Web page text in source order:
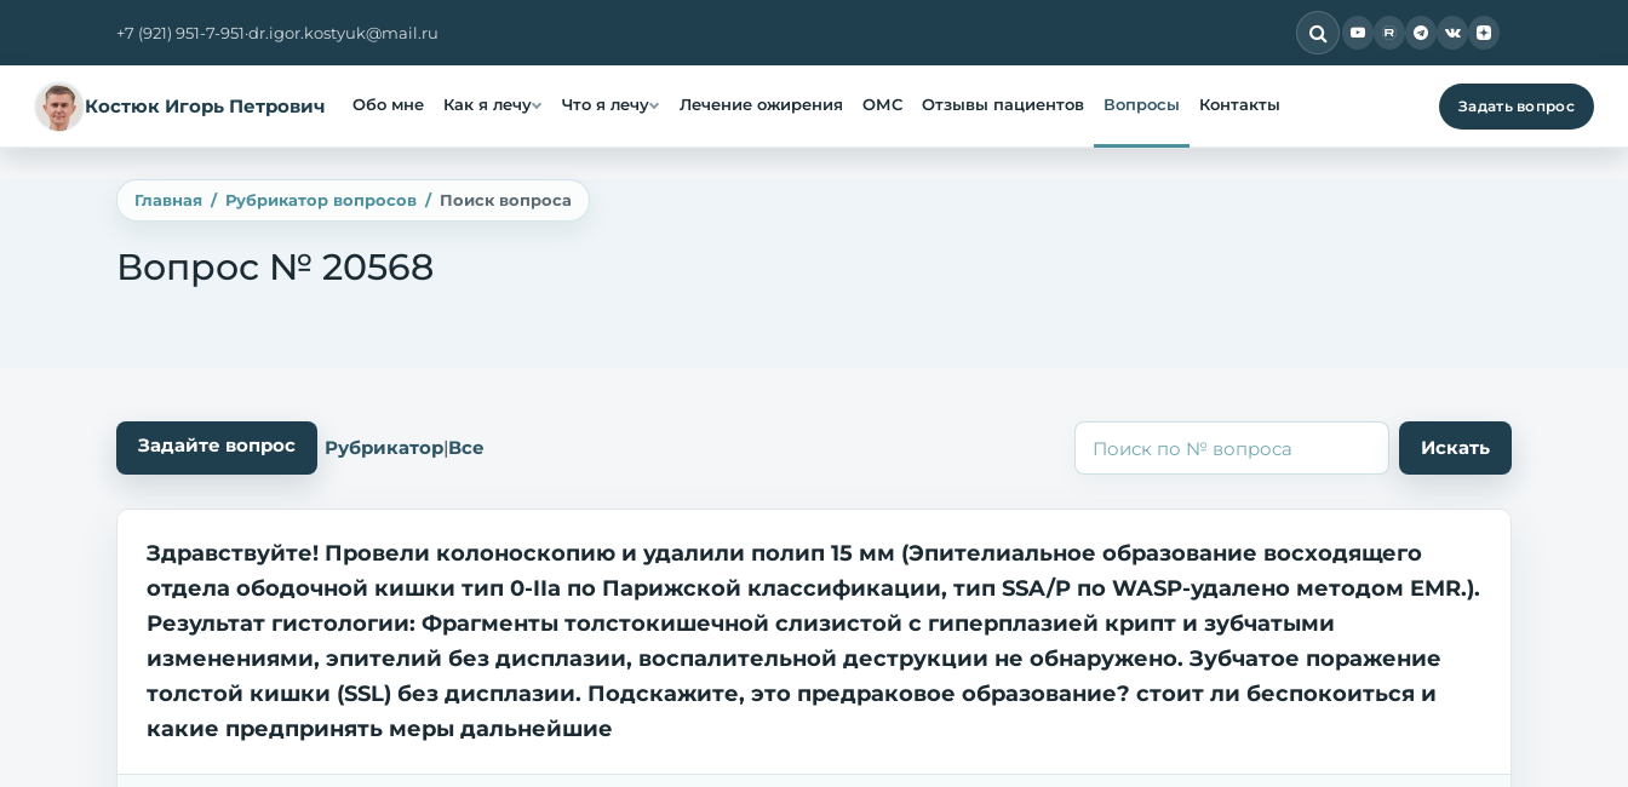
+7 (921) 951-7-951·dr.igor.kostyuk@mail.ru
Костюк Игорь Петрович Обо мне Как я лечу Что я лечу Лечение ожирения ОМС Отзывы пациентов Вопросы Контакты Задать вопрос
Главная Рубрикатор вопросов Поиск вопроса
Вопрос № 20568
Задайте вопрос Рубрикатор|Все
Здравствуйте! Провели колоноскопию и удалили полип 15 мм (Эпителиальное образование восходящего
отдела ободочной кишки тип 0-IIa по Парижской классификации, тип SSA/P по WASP-удалено методом EMR.).
Результат гистологии: Фрагменты толстокишечной слизистой с гиперплазией крипт и зубчатыми
изменениями, эпителий без дисплазии, воспалительной деструкции не обнаружено. Зубчатое поражение
толстой кишки (SSL) без дисплазии. Подскажите, это предраковое образование? стоит ли беспокоиться и
какие предпринять меры дальнейшие